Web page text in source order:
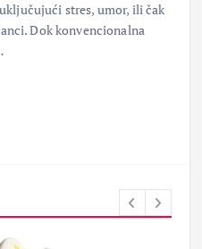
stres, umor, ili čak
Dok konvencionalna